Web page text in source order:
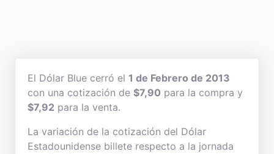
El Dólar Blue cerró el 1 de Febrero de 2013
con una cotización de $7,90 para la compra y
$7,92 para la venta.
La variación de la cotización del Dólar
Estadounidense billete respecto a la jornada